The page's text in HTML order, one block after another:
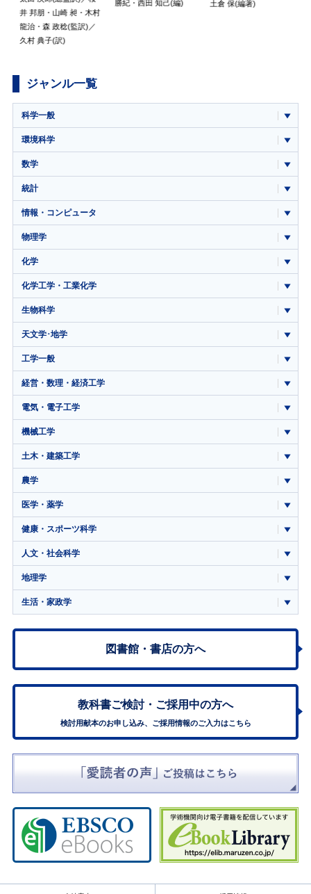
井 邦朋・ 山崎 昶・ 木村
龍治・ 森 政稔(監訳)／
久村 典子(訳)
勝紀 ・西田 知己(編) 土倉 保(編著)
ジャンル一覧
科学一般
環境科学
数学
統計
情報・コンピュータ
物理学
化学
化学工学・工業化学
生物科学
天文学･地学
工学一般
経営・数理・経済工学
電気・電子工学
機械工学
土木・建築工学
農学
医学・薬学
健康・スポーツ科学
人文・社会科学
地理学
生活・家政学
図書館・書店の方へ
教科書ご検討・ ご採用中の方へ
検討用献本のお申し込み、ご採用情報のご入力はこちら